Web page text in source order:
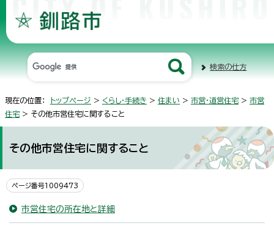
検索の仕方
現在の位置： トップページ > くらし・手続き > 住まい > 市営・道営住宅 > 市営
住宅 > その他市営住宅に関すること
その他市営住宅に関すること
ページ番号1009473
市営住宅の所在地と詳細